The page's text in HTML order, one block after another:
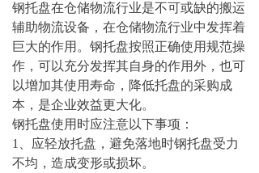
钢托盘在仓储物流行业是不可或缺的搬运
辅助物流设备，在仓储物流行业中发挥着
巨大的作用。钢托盘按照正确使用规范操
作，可以充分发挥其自身的作用外，也可
以增加其使用寿命，降低托盘的采购成
本，是企业效益更大化。
钢托盘使用时应注意以下事项：
1、应轻放托盘，避免落地时钢托盘受力
不均，造成变形或损坏。